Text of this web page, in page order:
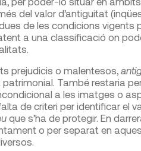
del valor d’antiguitat
de les condicions vigents
a una classificació on
prejudicis o malentesos,
També restaria
a les imatges o
de criteri per identificar el
que s’ha de protegir. En
o per separat en